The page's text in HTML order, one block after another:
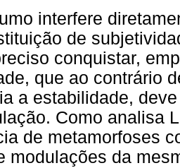
interfere
de
conquistar,
que ao contrário
a estabilidade,
Como analisa
de metamorfoses
modulações da